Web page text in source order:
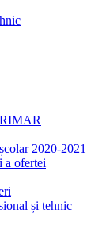
2020-2021
a ofertei
și tehnic